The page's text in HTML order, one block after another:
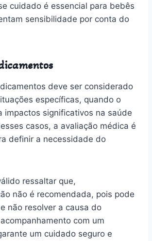
cuidado é essencial para bebês
sensibilidade por conta do
deve ser considerado
específicas, quando o
impactos significativos na saúde
casos, a avaliação médica é
definir a necessidade do
ressaltar que,
não é recomendada, pois pode
não resolver a causa do
com um
um cuidado seguro e